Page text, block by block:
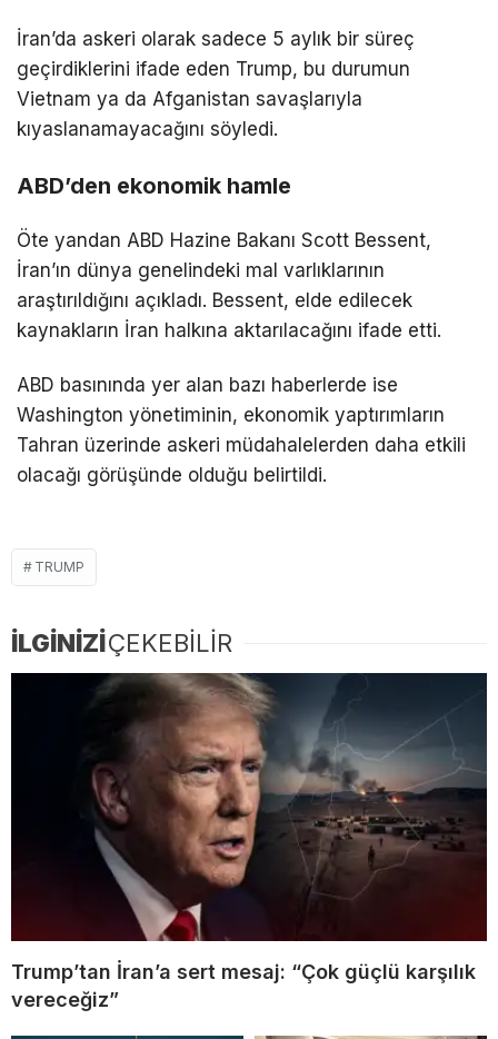
İran’da askeri olarak sadece 5 aylık bir süreç
geçirdiklerini ifade eden Trump, bu durumun
Vietnam ya da Afganistan savaşlarıyla
kıyaslanamayacağını söyledi.
ABD’den ekonomik hamle
Öte yandan ABD Hazine Bakanı Scott Bessent,
İran’ın dünya genelindeki mal varlıklarının
araştırıldığını açıkladı. Bessent, elde edilecek
kaynakların İran halkına aktarılacağını ifade etti.
ABD basınında yer alan bazı haberlerde ise
Washington yönetiminin, ekonomik yaptırımların
Tahran üzerinde askeri müdahalelerden daha etkili
olacağı görüşünde olduğu belirtildi.
TRUMP
İLGİNİZİÇEKEBİLİR
Trump’tan İran’a sert mesaj: “Çok güçlü karşılık
vereceğiz”